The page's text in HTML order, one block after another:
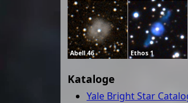
Abell 46 Ethos 1
Kataloge
Yale Bright Star